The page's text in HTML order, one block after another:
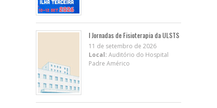
I Jornadas de Fisioterapia da ULSTS
11 de setembro de 2026
Local: Auditório do Hospital
Padre Américo